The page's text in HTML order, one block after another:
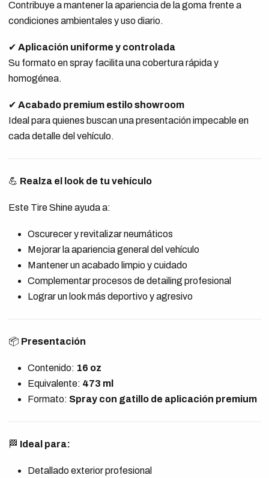
Contribuye a mantener la apariencia de la goma frente a
condiciones ambientales y uso diario.
✔ Aplicación uniforme y controlada
Su formato en spray facilita una cobertura rápida y
homogénea.
✔ Acabado premium estilo showroom
Ideal para quienes buscan una presentación impecable en
cada detalle del vehículo.
💪 Realza el look de tu vehículo
Este Tire Shine ayuda a:
Oscurecer y revitalizar neumáticos
Mejorar la apariencia general del vehículo
Mantener un acabado limpio y cuidado
Complementar procesos de detailing profesional
Lograr un look más deportivo y agresivo
📦 Presentación
Contenido: 16 oz
Equivalente: 473 ml
Formato: Spray con gatillo de aplicación premium
🏁 Ideal para:
Detallado exterior profesional